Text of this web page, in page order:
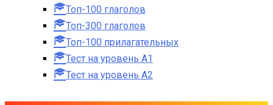
Топ-100 глаголов
Топ-300 глаголов
Топ-100 прилагательных
Тест на уровень A1
Тест на уровень A2